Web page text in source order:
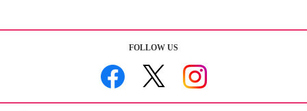
FOLLOW US